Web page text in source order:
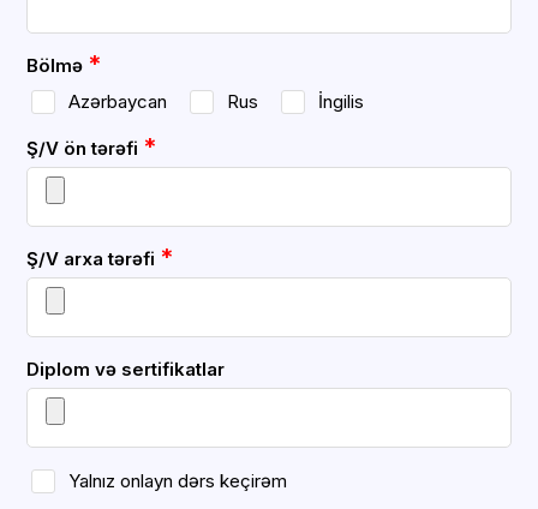
Bölmə *
Azərbaycan Rus İngilis
Ş/V ön tərəfi *
Ş/V arxa tərəfi *
Diplom və sertifikatlar
Yalnız onlayn dərs keçirəm